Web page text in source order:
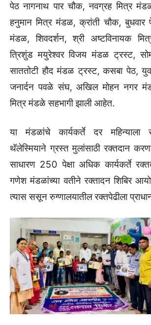
पेठ नागनाथ पार चौक, नवग्रह मित्र
हनुमान मित्र मंडळ, क्रांती चौक, बुधवार
मंडळ, शिवदर्शन, श्री अष्टविनायक
त्रिशुंड मयुरेश्वर विजय मंडळ ट्रस्ट,
साततोटी हौद मंडळ ट्रस्ट, कसबा पेठ,
जनार्दन पवळे संघ, अखिल मोहन नगर
मित्र मंडळे सहभागी झाली आहेत.
या मंडळांचे कार्यकर्ते दर महिन्याला
थॅलेस्मियाने ग्रस्त मुलांसाठी रक्तदान
साधारण 250 पेक्षा अधिक कार्यकर्ते
गणेश मंडळांच्या वतीने रक्तादन शिबिर
त्यास ससून रुग्णालयातील रक्तपेढीला